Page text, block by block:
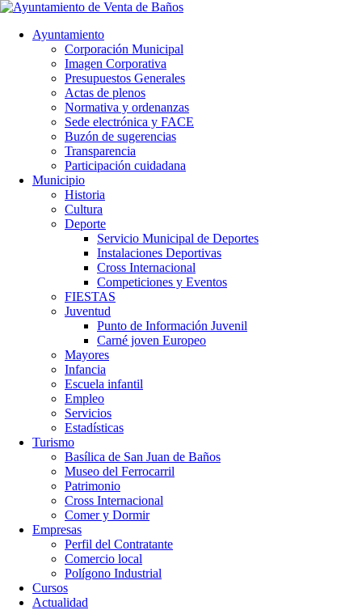
Ayuntamiento
Corporación Municipal
Imagen Corporativa
Presupuestos Generales
Actas de plenos
Normativa y ordenanzas
Sede electrónica y FACE
Buzón de sugerencias
Transparencia
Participación cuidadana
Municipio
Historia
Cultura
Deporte
Servicio Municipal de Deportes
Instalaciones Deportivas
Cross Internacional
Competiciones y Eventos
FIESTAS
Juventud
Punto de Información Juvenil
Carné joven Europeo
Mayores
Infancia
Escuela infantil
Empleo
Servicios
Estadísticas
Turismo
Basílica de San Juan de Baños
Museo del Ferrocarril
Patrimonio
Cross Internacional
Comer y Dormir
Empresas
Perfil del Contratante
Comercio local
Polígono Industrial
Cursos
Actualidad